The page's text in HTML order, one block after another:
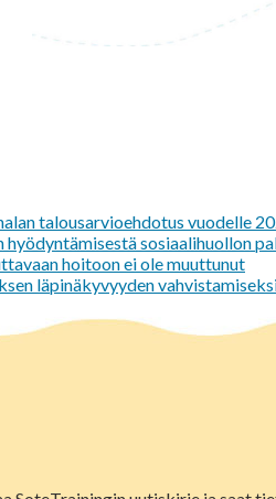
talousarvioehdotus vuodelle
sosiaalihuollon
hoitoon ei ole muuttunut
läpinäkyvyyden